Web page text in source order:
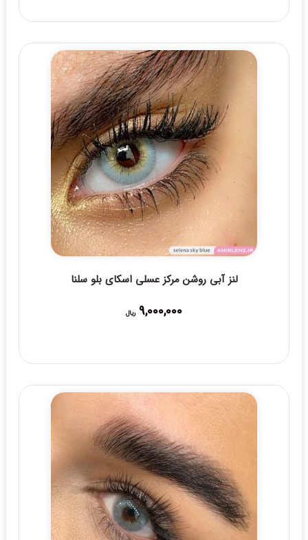
لنز آبی روشن مرکز عسلی اسکای بلو سلنا
9,000,000 ریال